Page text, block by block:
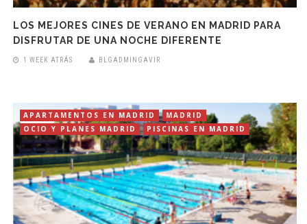
LOS MEJORES CINES DE VERANO EN MADRID PARA
DISFRUTAR DE UNA NOCHE DIFERENTE
1 WEEK ATRÁS BLGADMINGAVIR
APARTAMENTOS EN MADRID
MADRID
OCIO Y PLANES MADRID
PISCINAS EN MADRID